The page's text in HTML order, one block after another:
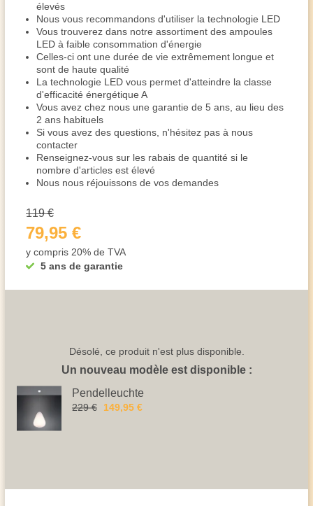
élevés
Nous vous recommandons d'utiliser la technologie LED
Vous trouverez dans notre assortiment des ampoules
LED à faible consommation d'énergie
Celles-ci ont une durée de vie extrêmement longue et
sont de haute qualité
La technologie LED vous permet d'atteindre la classe
d'efficacité énergétique A
Vous avez chez nous une garantie de 5 ans, au lieu des
2 ans habituels
Si vous avez des questions, n'hésitez pas à nous
contacter
Renseignez-vous sur les rabais de quantité si le
nombre d'articles est élevé
Nous nous réjouissons de vos demandes
5 ans de garantie
119 €
79,95 €
y compris 20% de TVA
Désolé, ce produit n'est plus disponible.
Un nouveau modèle est disponible :
Pendelleuchte
229 € 149,95 €